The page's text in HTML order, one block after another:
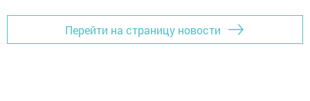
Перейти на страницу новости